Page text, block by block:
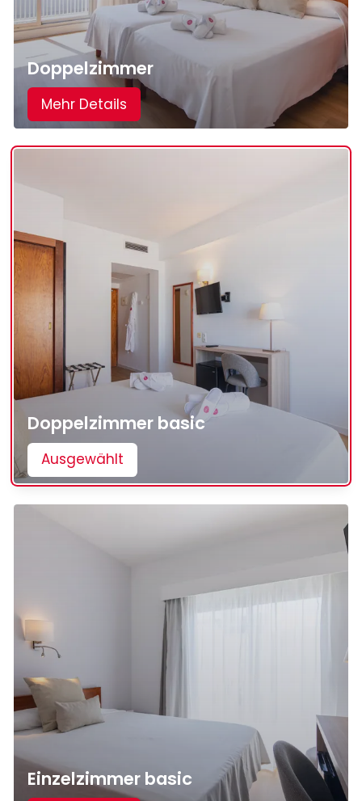
Doppelzimmer
Mehr Details
Doppelzimmer basic
Ausgewählt
Einzelzimmer basic